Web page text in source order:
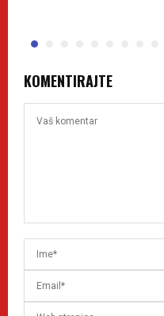
KOMENTIRAJTE